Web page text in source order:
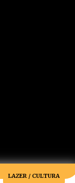
LAZER / CULTURA